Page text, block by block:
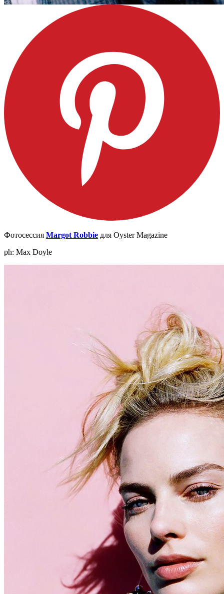
Фотосессия Margot Robbie для Oyster Magazine
ph: Max Doyle